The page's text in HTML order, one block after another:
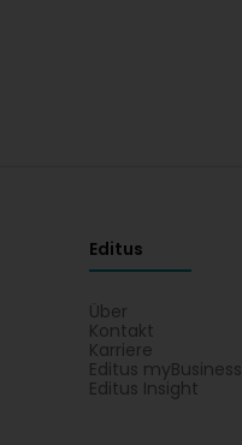
Editus
Über
Kontakt
Karriere
Editus myBusiness
Editus Insight